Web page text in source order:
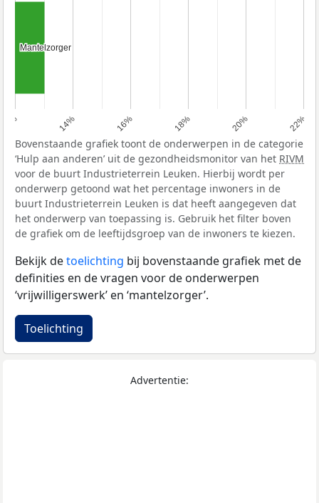
12% 14% 16% 18% 20% 22%
Mantelzorger
Mantelzorger
Bovenstaande grafiek toont de onderwerpen in de categorie
‘Hulp aan anderen’ uit de gezondheidsmonitor van het RIVM
voor de buurt Industrieterrein Leuken. Hierbij wordt per
onderwerp getoond wat het percentage inwoners in de
buurt Industrieterrein Leuken is dat heeft aangegeven dat
het onderwerp van toepassing is. Gebruik het filter boven
de grafiek om de leeftijdsgroep van de inwoners te kiezen.
Bekijk detoelichting bij bovenstaande grafiek met de
definities en de vragen voor de onderwerpen
‘vrijwilligerswerk’ en ‘mantelzorger’.
Toelichting
Advertentie: